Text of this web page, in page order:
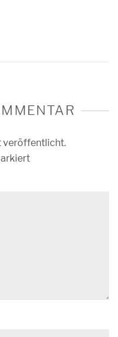
veröffentlicht.